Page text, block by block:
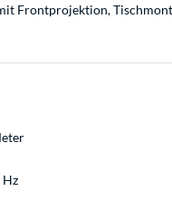
Frontprojektion,
Hz